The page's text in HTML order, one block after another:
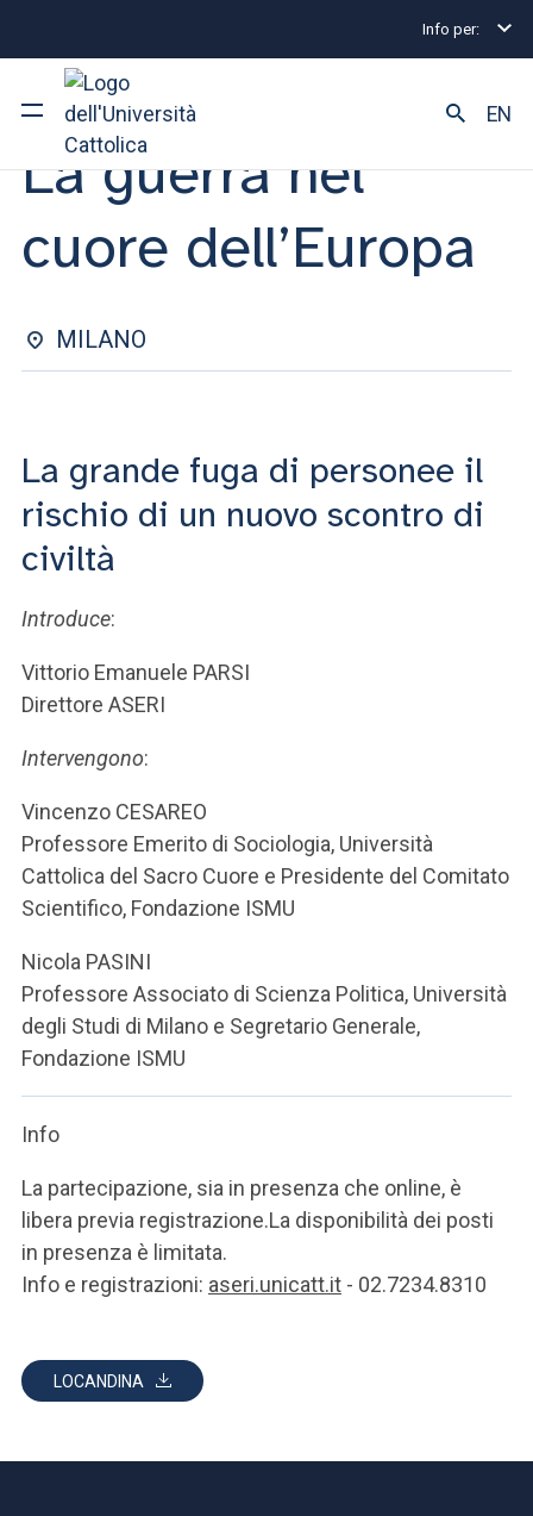
Info per:
Ateneo
Corsi di studio
Ricerca
Facoltà e campus
SEI UNO STUDENTE ISCRITTO?
EN
Eventi Milano La guerra nel cuore dell’Europa
EVENTO | 06 NOVEMBRE 2023
La guerra nel
cuore dell’Europa
MILANO
La grande fuga di personee il
rischio di un nuovo scontro di
civiltà
Introduce:
Vittorio Emanuele PARSI
Direttore ASERI
Intervengono:
Vincenzo CESAREO
Professore Emerito di Sociologia, Università
Cattolica del Sacro Cuore e Presidente del Comitato
Scientifico, Fondazione ISMU
Nicola PASINI
Professore Associato di Scienza Politica, Università
degli Studi di Milano e Segretario Generale,
Fondazione ISMU
Info
La partecipazione, sia in presenza che online, è
libera previa registrazione.La disponibilità dei posti
in presenza è limitata.
Info e registrazioni: aseri.unicatt.it - 02.7234.8310
LOCANDINA